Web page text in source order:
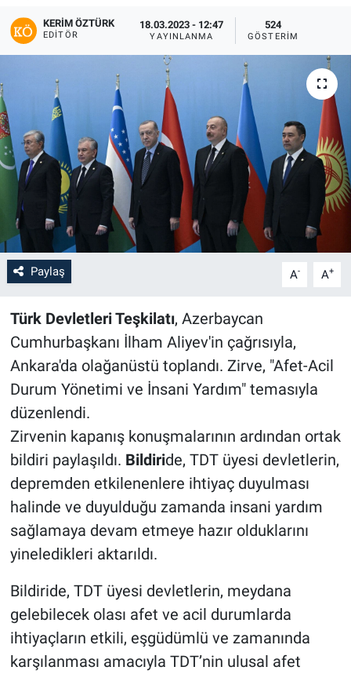
KERIM ÖZTÜRK
EDITÖR
18.03.2023 - 12:47
YAYINLANMA
524
GÖSTERIM
Paylaş A- A+
Türk Devletleri Teşkilatı, Azerbaycan
Cumhurbaşkanı İlham Aliyev'in çağrısıyla,
Ankara'da olağanüstü toplandı. Zirve, "Afet-Acil
Durum Yönetimi ve İnsani Yardım" temasıyla
düzenlendi.
Zirvenin kapanış konuşmalarının ardından ortak
bildiri paylaşıldı. Bildiride, TDT üyesi devletlerin,
depremden etkilenenlere ihtiyaç duyulması
halinde ve duyulduğu zamanda insani yardım
sağlamaya devam etmeye hazır olduklarını
yineledikleri aktarıldı.
Bildiride, TDT üyesi devletlerin, meydana
gelebilecek olası afet ve acil durumlarda
ihtiyaçların etkili, eşgüdümlü ve zamanında
karşılanması amacıyla TDT’nin ulusal afet